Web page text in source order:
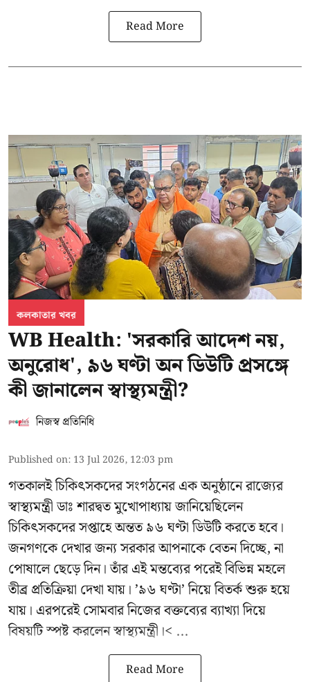
Read More
কলকাতার খবর
WB Health: 'সরকারি আদেশ নয়,
অনুরোধ', ৯৬ ঘণ্টা অন ডিউটি প্রসঙ্গে
কী জানালেন স্বাস্থ্যমন্ত্রী?
নিজস্ব প্রতিনিধি
Published on: 13 Jul 2026, 12:03 pm
গতকালই চিকিৎসকদের সংগঠনের এক অনুষ্ঠানে রাজ্যের
স্বাস্থ্যমন্ত্রী ডাঃ শারদ্বত মুখোপাধ্যায় জানিয়েছিলেন
চিকিৎসকদের সপ্তাহে অন্তত ৯৬ ঘণ্টা ডিউটি করতে হবে।
জনগণকে দেখার জন্য সরকার আপনাকে বেতন দিচ্ছে, না
পোষালে ছেড়ে দিন। তাঁর এই মন্তব্যের পরেই বিভিন্ন মহলে
তীব্র প্রতিক্রিয়া দেখা যায়। ’৯৬ ঘণ্টা’ নিয়ে বিতর্ক শুরু হয়ে
যায়। এরপরেই সোমবার নিজের বক্তব্যের ব্যাখ্যা দিয়ে
বিষয়টি স্পষ্ট করলেন স্বাস্থ্যমন্ত্রী।< ...
Read More